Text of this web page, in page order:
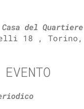
del Quartiere
18 , Torino,